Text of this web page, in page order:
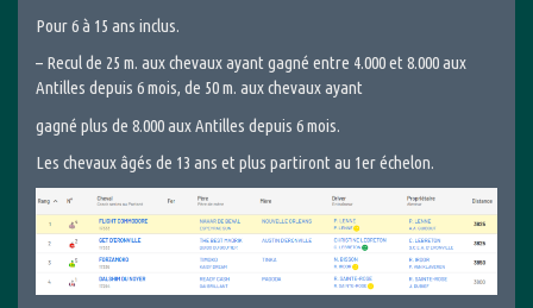
Pour 6 à 15 ans inclus.
– Recul de 25 m. aux chevaux ayant gagné entre 4.000 et 8.000 aux
Antilles depuis 6 mois, de 50 m. aux chevaux ayant
gagné plus de 8.000 aux Antilles depuis 6 mois.
Les chevaux âgés de 13 ans et plus partiront au 1er échelon.